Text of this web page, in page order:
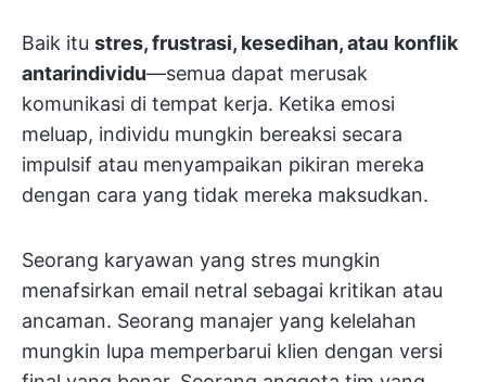
Baik itu stres, frustrasi, kesedihan, atau konflik
antarindividu—semua dapat merusak
komunikasi di tempat kerja. Ketika emosi
meluap, individu mungkin bereaksi secara
impulsif atau menyampaikan pikiran mereka
dengan cara yang tidak mereka maksudkan.
Seorang karyawan yang stres mungkin
menafsirkan email netral sebagai kritikan atau
ancaman. Seorang manajer yang kelelahan
mungkin lupa memperbarui klien dengan versi